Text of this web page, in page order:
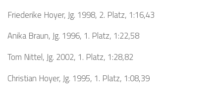
Friederike Hoyer, Jg. 1998, 2. Platz, 1:16,43
Anika Braun, Jg. 1996, 1. Platz, 1:22,58
Tom Nittel, Jg. 2002, 1. Platz, 1:28,82
Christian Hoyer, Jg. 1995, 1. Platz, 1:08,39